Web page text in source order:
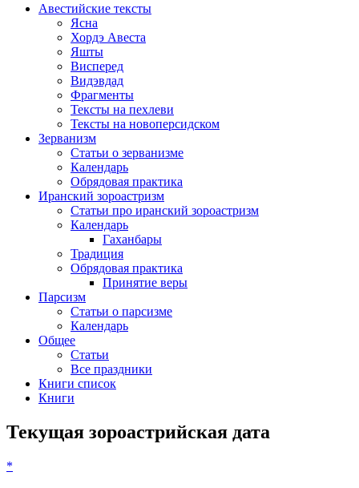
Авестийские тексты
Ясна
Хордэ Авеста
Яшты
Висперед
Видэвдад
Фрагменты
Тексты на пехлеви
Тексты на новоперсидском
Зерванизм
Статьи о зерванизме
Календарь
Обрядовая практика
Иранский зороастризм
Статьи про иранский зороастризм
Календарь
Гаханбары
Традиция
Обрядовая практика
Принятие веры
Парсизм
Статьи о парсизме
Календарь
Общее
Статьи
Все праздники
Книги список
Книги
Текущая зороастрийская дата
*